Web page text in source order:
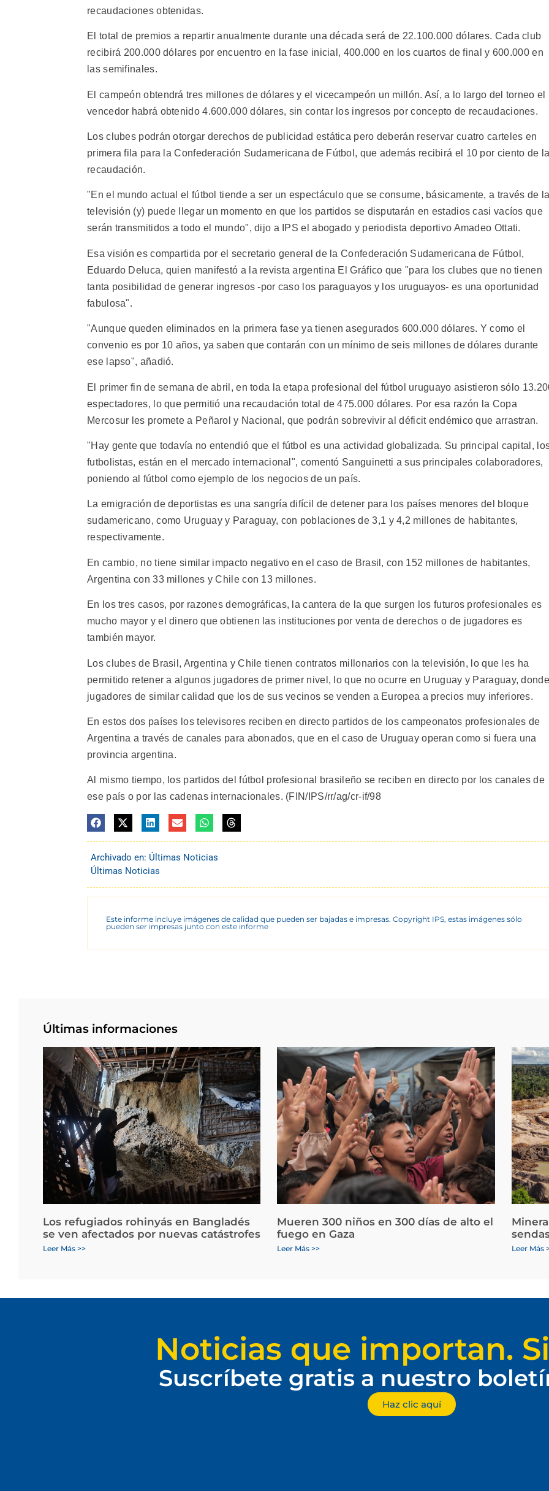
recaudaciones obtenidas.
El total de premios a repartir anualmente durante una década será de 22.100.000 dólares. Cada club
recibirá 200.000 dólares por encuentro en la fase inicial, 400.000 en los cuartos de final y 600.000 en
las semifinales.
El campeón obtendrá tres millones de dólares y el vicecampeón un millón. Así, a lo largo del torneo el
vencedor habrá obtenido 4.600.000 dólares, sin contar los ingresos por concepto de recaudaciones.
Los clubes podrán otorgar derechos de publicidad estática pero deberán reservar cuatro carteles en
primera fila para la Confederación Sudamericana de Fútbol, que además recibirá el 10 por ciento de
recaudación.
"En el mundo actual el fútbol tiende a ser un espectáculo que se consume, básicamente, a través de
televisión (y) puede llegar un momento en que los partidos se disputarán en estadios casi vacíos que
serán transmitidos a todo el mundo", dijo a IPS el abogado y periodista deportivo Amadeo Ottati.
Esa visión es compartida por el secretario general de la Confederación Sudamericana de Fútbol,
Eduardo Deluca, quien manifestó a la revista argentina El Gráfico que "para los clubes que no tienen
tanta posibilidad de generar ingresos -por caso los paraguayos y los uruguayos- es una oportunidad
fabulosa".
"Aunque queden eliminados en la primera fase ya tienen asegurados 600.000 dólares. Y como el
convenio es por 10 años, ya saben que contarán con un mínimo de seis millones de dólares durante
ese lapso", añadió.
El primer fin de semana de abril, en toda la etapa profesional del fútbol uruguayo asistieron sólo
espectadores, lo que permitió una recaudación total de 475.000 dólares. Por esa razón la Copa
Mercosur les promete a Peñarol y Nacional, que podrán sobrevivir al déficit endémico que arrastran.
"Hay gente que todavía no entendió que el fútbol es una actividad globalizada. Su principal capital,
futbolistas, están en el mercado internacional", comentó Sanguinetti a sus principales colaboradores,
poniendo al fútbol como ejemplo de los negocios de un país.
La emigración de deportistas es una sangría difícil de detener para los países menores del bloque
sudamericano, como Uruguay y Paraguay, con poblaciones de 3,1 y 4,2 millones de habitantes,
respectivamente.
En cambio, no tiene similar impacto negativo en el caso de Brasil, con 152 millones de habitantes,
Argentina con 33 millones y Chile con 13 millones.
En los tres casos, por razones demográficas, la cantera de la que surgen los futuros profesionales es
mucho mayor y el dinero que obtienen las instituciones por venta de derechos o de jugadores es
también mayor.
Los clubes de Brasil, Argentina y Chile tienen contratos millonarios con la televisión, lo que les ha
permitido retener a algunos jugadores de primer nivel, lo que no ocurre en Uruguay y Paraguay, donde
jugadores de similar calidad que los de sus vecinos se venden a Europea a precios muy inferiores.
En estos dos países los televisores reciben en directo partidos de los campeonatos profesionales de
Argentina a través de canales para abonados, que en el caso de Uruguay operan como si fuera una
provincia argentina.
Al mismo tiempo, los partidos del fútbol profesional brasileño se reciben en directo por los canales de
ese país o por las cadenas internacionales. (FIN/IPS/rr/ag/cr-if/98
Archivado en: Últimas Noticias
Últimas Noticias
Este informe incluye imágenes de calidad que pueden ser bajadas e impresas. Copyright IPS, estas imágenes sólo
pueden ser impresas junto con este informe
Últimas informaciones
Los refugiados rohinyás en Bangladés
se ven afectados por nuevas catástrofes
Leer Más >>
Mueren 300 niños en 300 días de alto el
fuego en Gaza
Leer Más >> Leer Más
Noticias que importan.
Suscríbete gratis a nuestro
Haz clic aquí